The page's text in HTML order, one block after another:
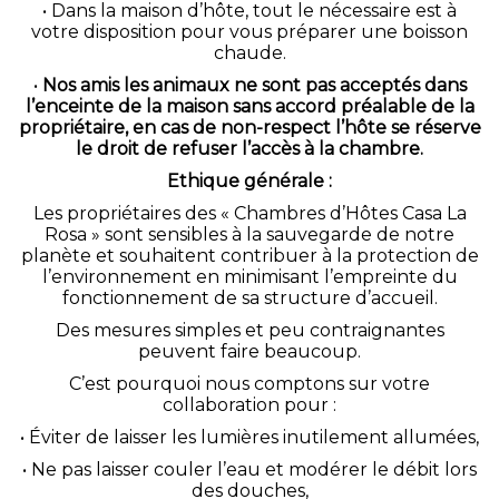
• Dans la maison d’hôte, tout le nécessaire est à
votre disposition pour vous préparer une boisson
chaude.
• Nos amis les animaux ne sont pas acceptés dans
l’enceinte de la maison sans accord préalable de la
propriétaire, en cas de non-respect l’hôte se réserve
le droit de refuser l’accès à la chambre.
Ethique générale :
Les propriétaires des « Chambres d’Hôtes Casa La
Rosa » sont sensibles à la sauvegarde de notre
planète et souhaitent contribuer à la protection de
l’environnement en minimisant l’empreinte du
fonctionnement de sa structure d’accueil.
Des mesures simples et peu contraignantes
peuvent faire beaucoup.
C’est pourquoi nous comptons sur votre
collaboration pour :
• Éviter de laisser les lumières inutilement allumées,
• Ne pas laisser couler l’eau et modérer le débit lors
des douches,